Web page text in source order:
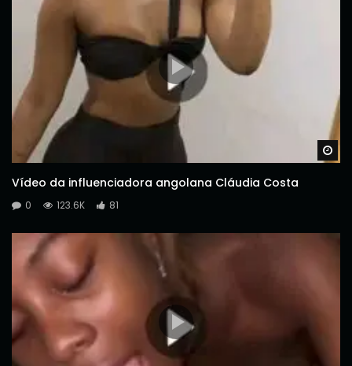
Vídeo da influenciadora angolana Cláudia Costa
0 123.6K 81